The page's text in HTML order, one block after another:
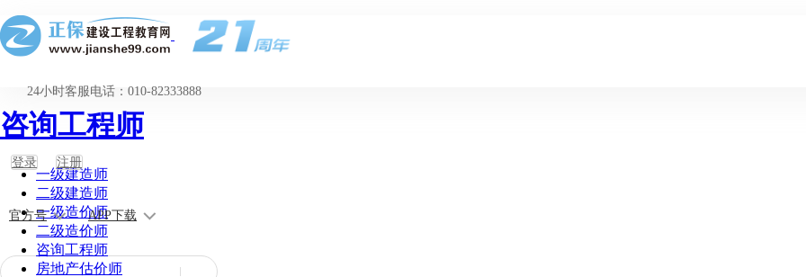
24小时客服电话：010-82333888
登录 注册
官方号 APP下载
咨询工程师
一级建造师
二级建造师
一级造价师
二级造价师
咨询工程师
房地产估价师